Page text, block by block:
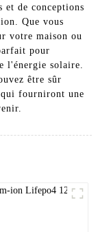
et de conceptions
Que vous
votre maison ou
pour
l'énergie solaire.
être sûr
qui fourniront une